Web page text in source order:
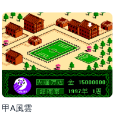
甲A風雲